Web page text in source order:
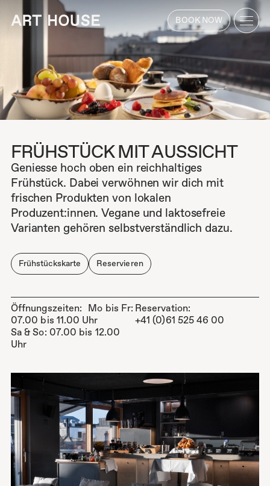
HOTEL
ROOMS & SUITES
ROOFTOP
Bar & Lounge
Frühstück mit Aussicht
Events
FITNESS
NEIGHBORHOOD
GALLERY
CONTACT
ARTHOUSE BASEL
Steinenvorstadt 42
CH-4051 Basel
+41 (0)61 525 46 00
info@arthousebasel.ch
FacebookInstagram
Google Maps
Karriere
ZIMMER
BUCHEN
Receive up to 15% off!
TISCH
RESERVIEREN
BOOK NOW
FRÜHSTÜCK MIT AUSSICHT
Geniesse hoch oben ein reichhaltiges
Frühstück. Dabei verwöhnen wir dich mit
frischen Produkten von lokalen
Produzent:innen. Vegane und laktosefreie
Varianten gehören selbstverständlich dazu.
Frühstückskarte Reservieren
Öffnungszeiten: Mo bis Fr:
07.00 bis 11.00 Uhr
Sa & So: 07.00 bis 12.00
Uhr
Reservation:
+41 (0)61 525 46 00